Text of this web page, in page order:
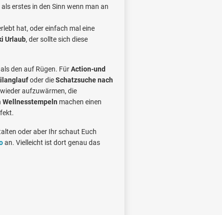
erstes in den Sinn wenn man an
hat, oder einfach mal eine
Urlaub, der sollte sich diese
den auf Rügen. FürAction-und
oder dieSchatzsuche nach
aufzuwärmen, die
Wellnesstempeln machen einen
oder aber Ihr schaut Euch
an. Vielleicht ist dort genau das